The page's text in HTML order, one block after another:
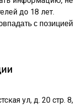
до 18 лет.
с позицией
ул, д. 20 стр. 8,